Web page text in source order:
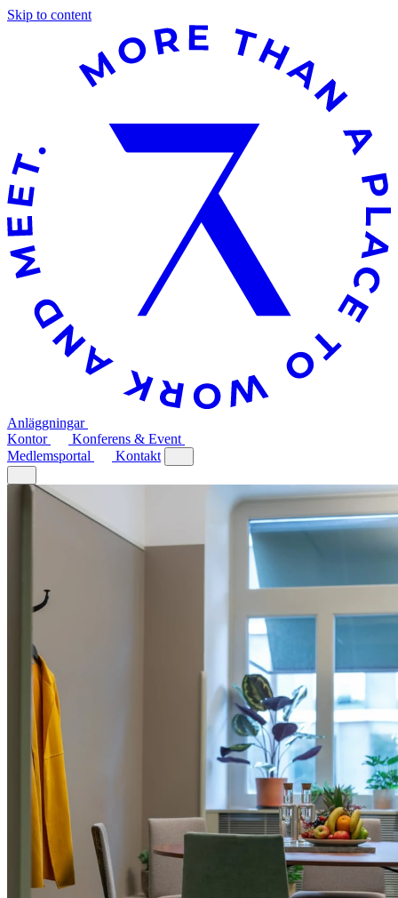
Skip to content
Anläggningar
Kontor
Konferens & Event
Medlemsportal
Kontakt